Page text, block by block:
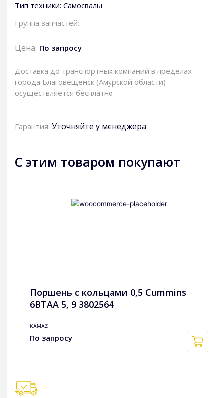
Тип техники: Самосвалы
Группа запчастей:
Цена: По запросу
Доставка до транспортных компаний в пределах
города Благовещенск (Амурской области)
осуществляется бесплатно
Гарантия: Уточняйте у менеджера
С этим товаром покупают
Поршень с кольцами 0,5 Cummins
6BTAA 5, 9 3802564
KAMAZ
По запросу